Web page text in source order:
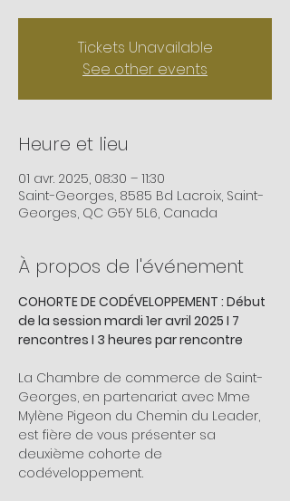
Tickets Unavailable
See other events
Heure et lieu
01 avr. 2025, 08:30 – 11:30
Saint-Georges, 8585 Bd Lacroix, Saint-
Georges, QC G5Y 5L6, Canada
À propos de l'événement
COHORTE DE CODÉVELOPPEMENT : Début
de la session mardi 1er avril 2025 I 7
rencontres I 3 heures par rencontre
La Chambre de commerce de Saint-
Georges, en partenariat avec Mme
Mylène Pigeon du Chemin du Leader,
est fière de vous présenter sa
deuxième cohorte de
codéveloppement.